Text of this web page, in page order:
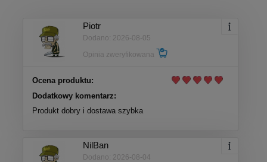
Piotr
Dodano: 2026-08-05
Opinia zweryfikowana
Ocena produktu:
Dodatkowy komentarz:
Produkt dobry i dostawa szybka
NilBan
Dodano: 2026-08-04